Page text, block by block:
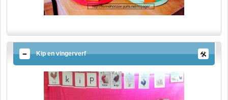
Kip en vingerverf